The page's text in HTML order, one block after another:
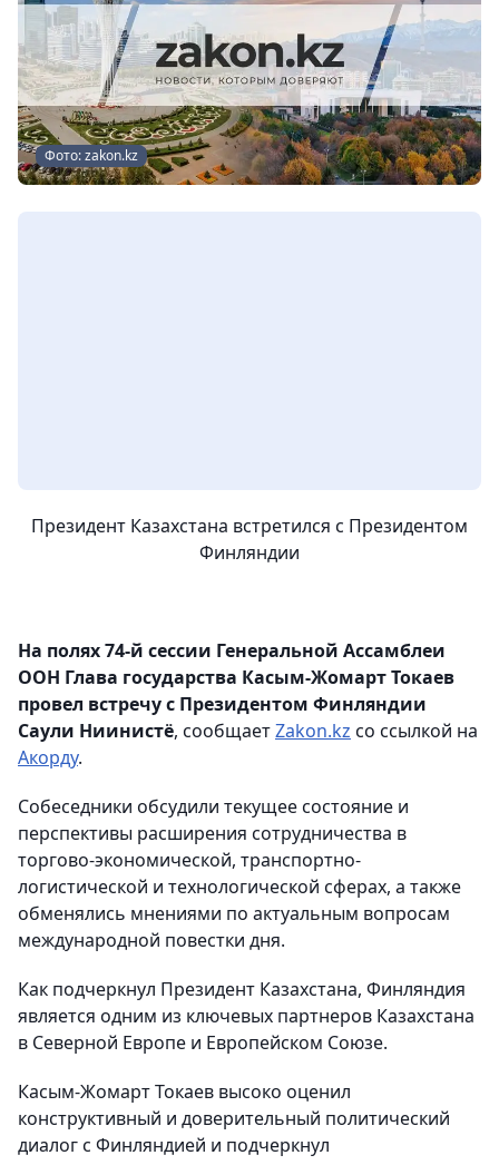
Фото: zakon.kz
Президент Казахстана встретился с Президентом
Финляндии
На полях 74-й сессии Генеральной Ассамблеи
ООН Глава государства Касым-Жомарт Токаев
провел встречу с Президентом Финляндии
Саули Ниинистё, сообщаетZakon.kz со ссылкой на
Акорду.
Собеседники обсудили текущее состояние и
перспективы расширения сотрудничества в
торгово-экономической, транспортно-
логистической и технологической сферах, а также
обменялись мнениями по актуальным вопросам
международной повестки дня.
Как подчеркнул Президент Казахстана, Финляндия
является одним из ключевых партнеров Казахстана
в Северной Европе и Европейском Союзе.
Касым-Жомарт Токаев высоко оценил
конструктивный и доверительный политический
диалог с Финляндией и подчеркнул